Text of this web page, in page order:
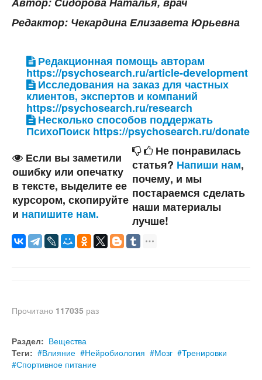
Редактор: Чекардина Елизавета Юрьевна
Редакционная помощь авторам
https://psychosearch.ru/article-development
Исследования на заказ для частных
клиентов, экспертов и компаний
https://psychosearch.ru/research
Несколько способов поддержать
ПсихоПоиск https://psychosearch.ru/donate
Если вы заметили
ошибку или опечатку
в тексте, выделите ее
курсором, скопируйте
и напишите нам.
Не понравилась
статья? Напиши нам,
почему, и мы
постараемся сделать
наши материалы
лучше!
Прочитано 117035 раз
Раздел: Вещества
Теги:
Влияние Нейробиология Мозг
Тренировки
Спортивное питание